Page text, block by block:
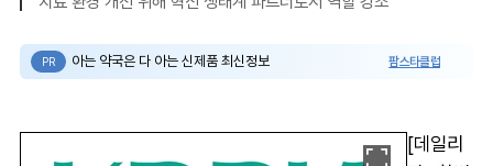
PR 아는 약국은 다 아는 신제품 최신정보 팜스타클럽
[데일리